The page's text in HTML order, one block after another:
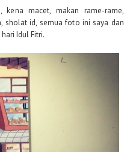
macet, makan rame-rame,
sholat id, semua foto ini saya dan
Idul Fitri.